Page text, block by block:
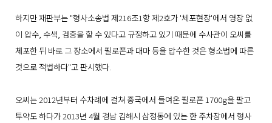
하지만 재판부는 "형사소송법 제216조1항 제2호가 '체포현장'에서 영장 없
이 압수, 수색, 검증을 할 수 있다고 규정하고 있기 때문에 수사관이 오씨를
체포한 뒤 바로 그 장소에서 필로폰과 대마 등을 압수한 것은 형소법에 따른
것으로 적법하다"고 판시했다.
오씨는 2012년부터 수차례에 걸쳐 중국에서 들여온 필로폰 1700g을 팔고
투약도 하다가 2013년 4월 경남 김해시 삼정동에 있는 한 주차장에서 형사